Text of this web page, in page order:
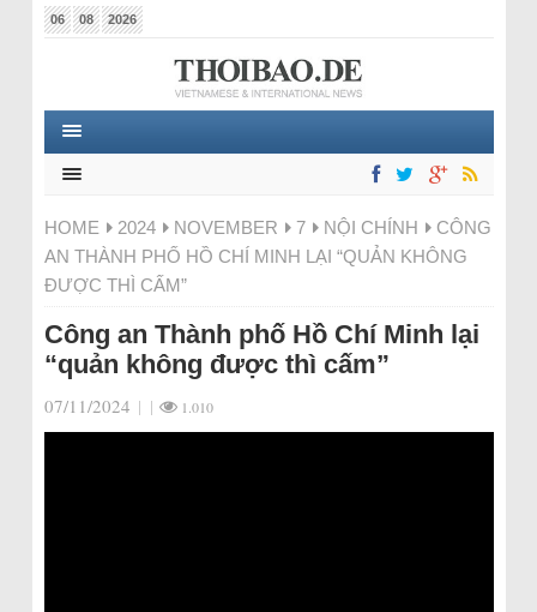
06 08 2026
HOME 2024 NOVEMBER 7 NỘI CHÍNH
CÔNG
AN THÀNH PHỐ HỒ CHÍ MINH LẠI “QUẢN KHÔNG
ĐƯỢC THÌ CẤM”
Công an Thành phố Hồ Chí Minh lại
“quản không được thì cấm”
07/11/2024 | | 1.010